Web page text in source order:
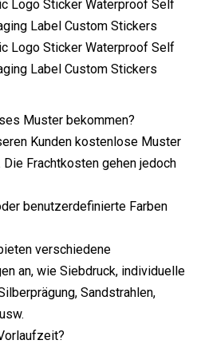
Muster bekommen?
Kunden kostenlose Muster
Frachtkosten gehen jedoch
benutzerdefinierte Farben
verschiedene
an, wie Siebdruck, individuelle
Sandstrahlen,